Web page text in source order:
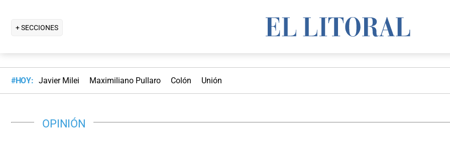
+ SECCIONES
#HOY: Javier Milei Maximiliano Pullaro Colón Unión
OPINIÓN